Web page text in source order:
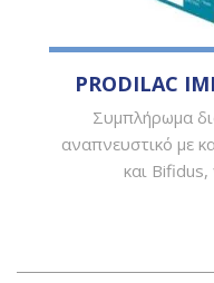
PRODILAC
Συμπλήρωμα
αναπνευστικό με
και Bifidus,